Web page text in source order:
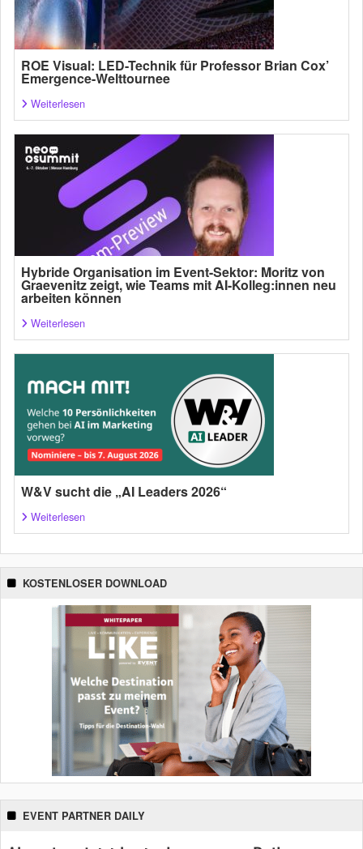
ROE Visual: LED-Technik für Professor Brian Cox’
Emergence-Welttournee
Weiterlesen
Hybride Organisation im Event-Sektor: Moritz von
Graevenitz zeigt, wie Teams mit AI-Kolleg:innen neu
arbeiten können
Weiterlesen
W&V sucht die „AI Leaders 2026“
Weiterlesen
KOSTENLOSER DOWNLOAD
EVENT PARTNER DAILY